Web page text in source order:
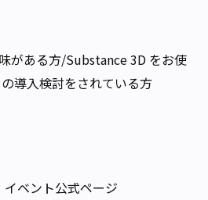
がある方/Substance 3D をお使
導入検討をされている方
ベント公式ページ